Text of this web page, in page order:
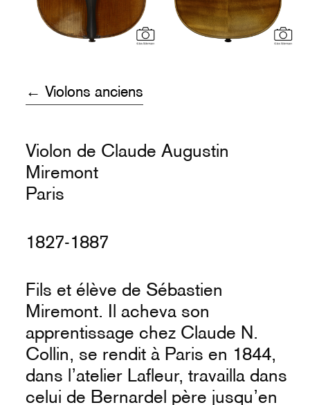
← Violons anciens
Violon de Claude Augustin
Miremont
Paris
1827-1887
Fils et élève de Sébastien
Miremont. Il acheva son
apprentissage chez Claude N.
Collin, se rendit à Paris en 1844,
dans l’atelier Lafleur, travailla dans
celui de Bernardel père jusqu’en